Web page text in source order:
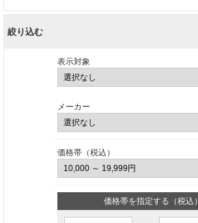
絞り込む
表示対象
メーカー
価格帯（税込）
価格帯を指定する（税込）